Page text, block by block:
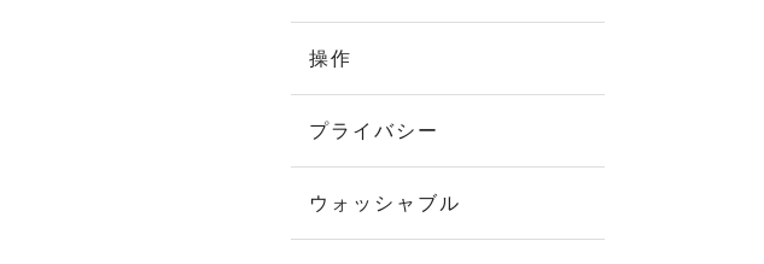
操作
プライバシー
ウォッシャブル